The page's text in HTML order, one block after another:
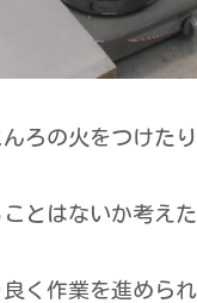
ろの火をつけた
とはないか考え
く作業を進めら